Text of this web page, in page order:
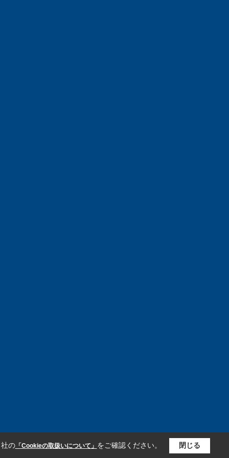
の「Cookieの取扱いについて」 をご確認ください。 閉じる